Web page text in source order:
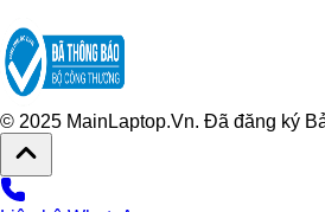
© 2025 MainLaptop.Vn. Đã đăng ký